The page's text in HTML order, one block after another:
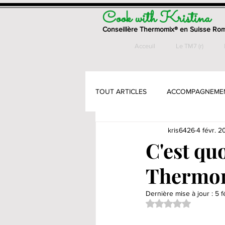
Cook with Kristina
Conseillère Thermomix® en Suisse
Acceuil Le TM7 (r)
TOUT ARTICLES
GATEAUX &
PAINS & VIENNOISSERIES
C'est
kris64264 févr.
Dernière mise à jour : 5
Noté NaN étoiles sur